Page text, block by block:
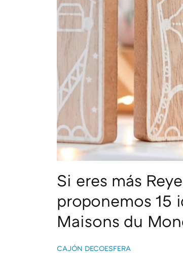
Si eres más
proponemos 15
Maisons du
CAJÓN DECOESFERA